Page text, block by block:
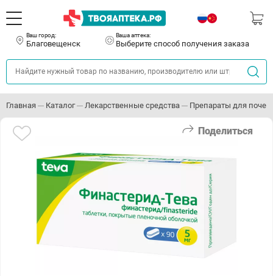
Ваш город:
Благовещенск
Ваша аптека:
Выберите способ получения заказа
Главная Каталог Лекарственные средства Препараты для
Поделиться